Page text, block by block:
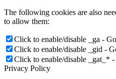
The following cookies are also
to allow them:
Click to enable/disable _ga -
Click to enable/disable _gid -
Click to enable/disable _gat_*
Privacy Policy